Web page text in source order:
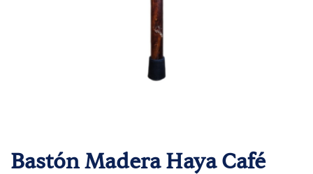
Bastón Madera Haya Café